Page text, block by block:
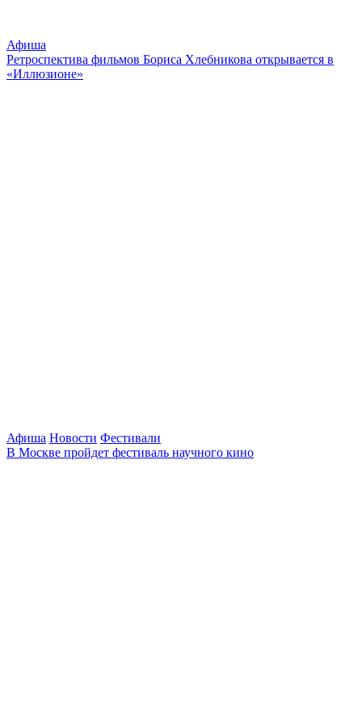
Афиша
Ретроспектива фильмов Бориса Хлебникова открывается в
«Иллюзионе»
Афиша Новости Фестивали
В Москве пройдет фестиваль научного кино